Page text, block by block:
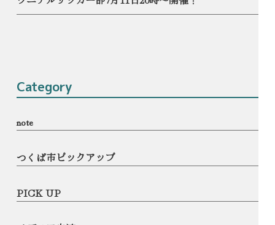
Category
note
つくば市ピックアップ
PICK UP